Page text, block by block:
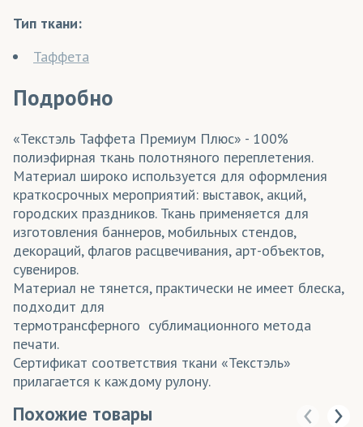
Тип ткани:
Таффета
Подробно
«Текстэль Таффета Премиум Плюс» - 100%
полиэфирная ткань полотняного переплетения.
Материал широко используется для оформления
краткосрочных мероприятий: выставок, акций,
городских праздников. Ткань применяется для
изготовления баннеров, мобильных стендов,
декораций, флагов расцвечивания, арт-объектов,
сувениров.
Материал не тянется, практически не имеет блеска,
подходит для
термотрансферного сублимационного метода
печати.
Сертификат соответствия ткани «Текстэль»
прилагается к каждому рулону.
Похожие товары